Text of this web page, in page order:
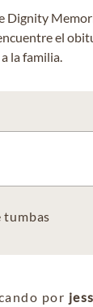
Dignity
el
la familia.
tumbas
por